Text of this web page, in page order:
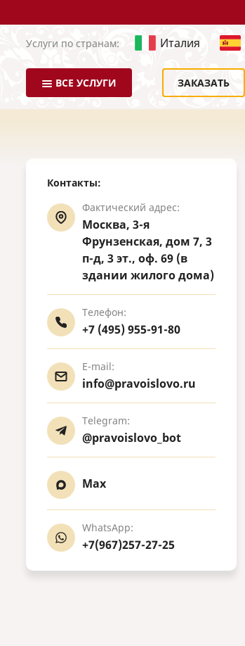
Услуги по странам: Италия
ВСЕ УСЛУГИ ЗАКАЗАТЬ
Контакты:
Фактический адрес:
Москва, 3-я
Фрунзенская, дом 7, 3
п-д, 3 эт., оф. 69 (в
здании жилого дома)
Телефон:
+7 (495) 955-91-80
E-mail:
info@pravoislovo.ru
Telegram:
@pravoislovo_bot
Max
WhatsApp:
+7(967)257-27-25